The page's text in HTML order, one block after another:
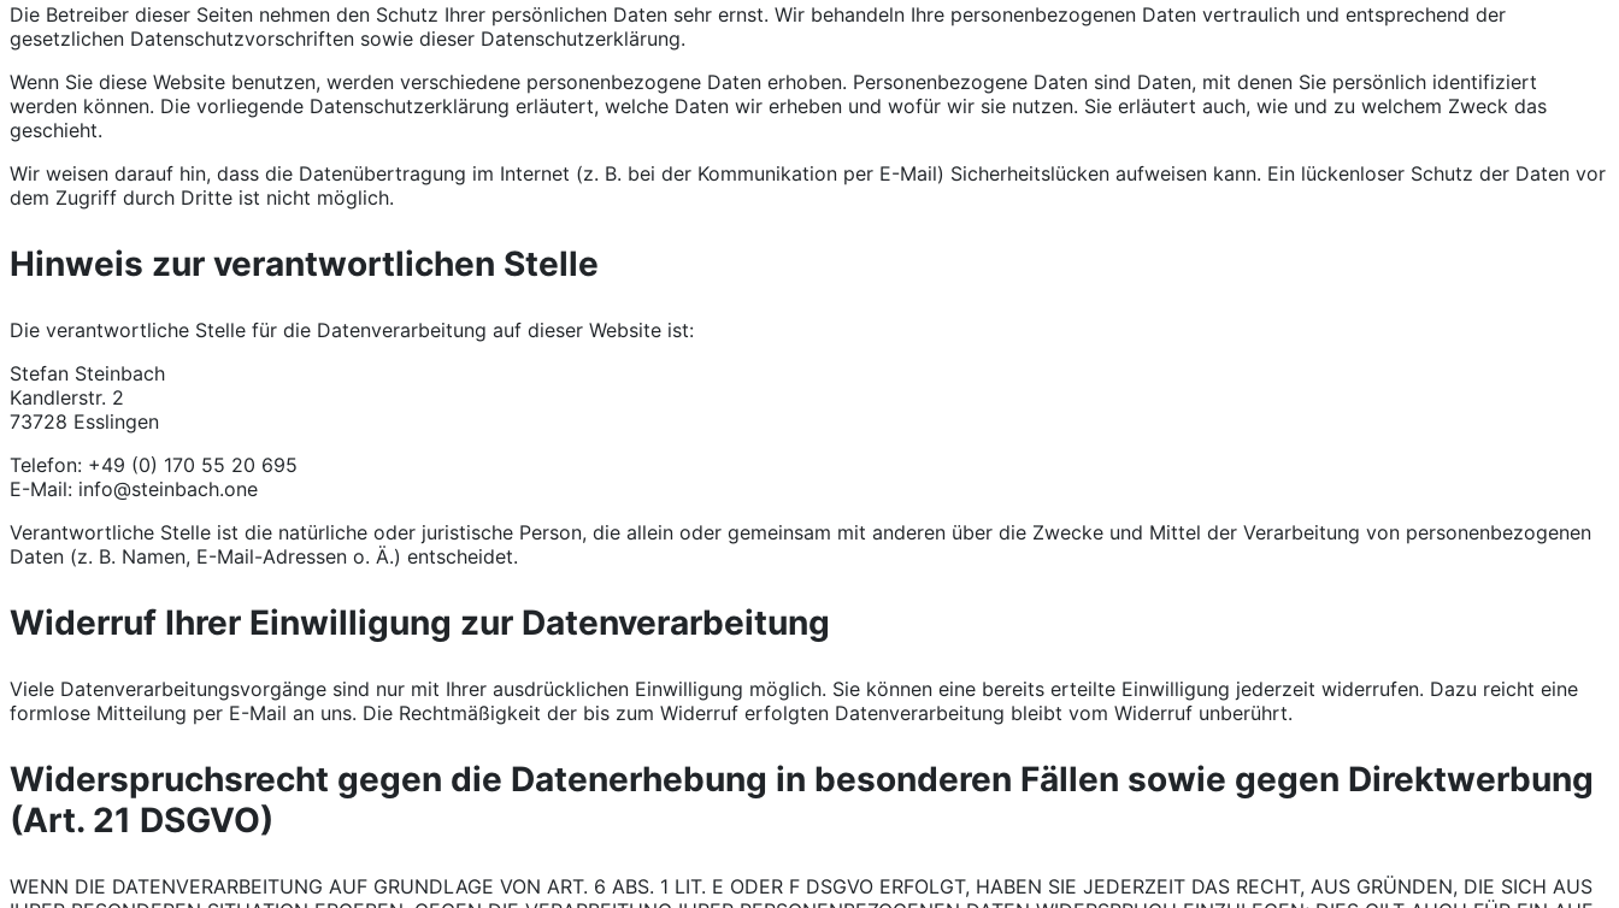
Die Betreiber dieser Seiten nehmen den Schutz Ihrer persönlichen Daten sehr ernst. Wir behandeln Ihre personenbezogenen Daten vertraulich und entsprechend der
gesetzlichen Datenschutzvorschriften sowie dieser Datenschutzerklärung.
Wenn Sie diese Website benutzen, werden verschiedene personenbezogene Daten erhoben. Personenbezogene Daten sind Daten, mit denen Sie persönlich identifiziert
werden können. Die vorliegende Datenschutzerklärung erläutert, welche Daten wir erheben und wofür wir sie nutzen. Sie erläutert auch, wie und zu welchem Zweck das
geschieht.
Wir weisen darauf hin, dass die Datenübertragung im Internet (z. B. bei der Kommunikation per E-Mail) Sicherheitslücken aufweisen kann. Ein lückenloser Schutz der Daten vor
dem Zugriff durch Dritte ist nicht möglich.
Hinweis zur verantwortlichen Stelle
Die verantwortliche Stelle für die Datenverarbeitung auf dieser Website ist:
Stefan Steinbach
Kandlerstr. 2
73728 Esslingen
Telefon: +49 (0) 170 55 20 695
E-Mail: info@steinbach.one
Verantwortliche Stelle ist die natürliche oder juristische Person, die allein oder gemeinsam mit anderen über die Zwecke und Mittel der Verarbeitung von personenbezogenen
Daten (z. B. Namen, E-Mail-Adressen o. Ä.) entscheidet.
Widerruf Ihrer Einwilligung zur Datenverarbeitung
Viele Datenverarbeitungsvorgänge sind nur mit Ihrer ausdrücklichen Einwilligung möglich. Sie können eine bereits erteilte Einwilligung jederzeit widerrufen. Dazu reicht eine
formlose Mitteilung per E-Mail an uns. Die Rechtmäßigkeit der bis zum Widerruf erfolgten Datenverarbeitung bleibt vom Widerruf unberührt.
Widerspruchsrecht gegen die Datenerhebung in besonderen Fällen sowie gegen Direktwerbung
(Art. 21 DSGVO)
WENN DIE DATENVERARBEITUNG AUF GRUNDLAGE VON ART. 6 ABS. 1 LIT. E ODER F DSGVO ERFOLGT, HABEN SIE JEDERZEIT DAS RECHT, AUS GRÜNDEN, DIE SICH AUS